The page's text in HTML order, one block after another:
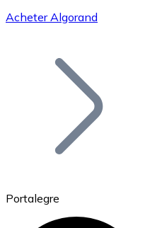
Bitcoin
Acheter Algorand
Portalegre